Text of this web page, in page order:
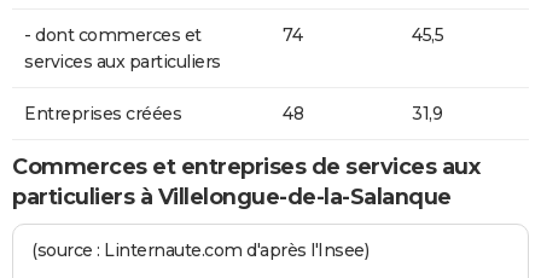
- dont commerces et
services aux particuliers
74 45,5
Entreprises créées 48 31,9
Commerces et entreprises de services aux
particuliers à Villelongue-de-la-Salanque
(source : Linternaute.com d'après l'Insee)